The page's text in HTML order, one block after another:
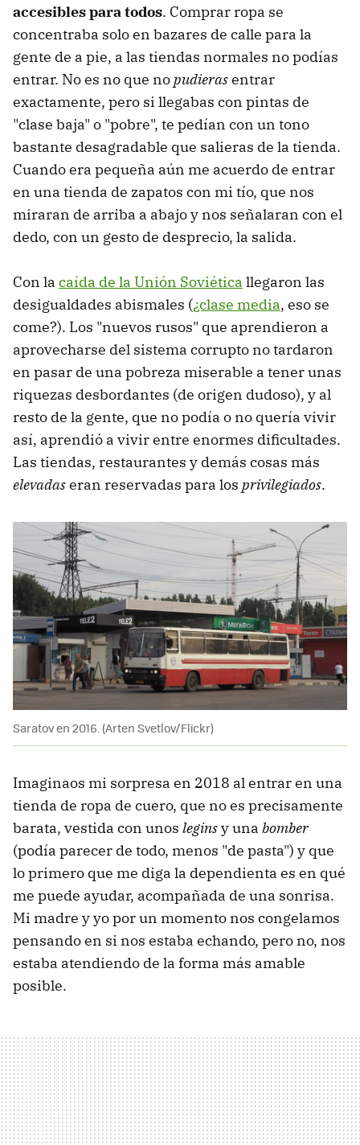
accesibles para todos. Comprar ropa se
concentraba solo en bazares de calle para la
gente de a pie, a las tiendas normales no podías
entrar. No es no que nopudierasentrar
exactamente, pero si llegabas con pintas de
"clase baja" o "pobre", te pedían con un tono
bastante desagradable que salieras de la tienda.
Cuando era pequeña aún me acuerdo de entrar
en una tienda de zapatos con mi tío, que nos
miraran de arriba a abajo y nos señalaran con el
dedo, con un gesto de desprecio, la salida.
Con la caída de la Unión Soviética llegaron las
desigualdades abismales (¿clase media, eso se
come?). Los "nuevos rusos" que aprendieron a
aprovecharse del sistema corrupto no tardaron
en pasar de una pobreza miserable a tener unas
riquezas desbordantes (de origen dudoso), y al
resto de la gente, que no podía o no quería vivir
así, aprendió a vivir entre enormes dificultades.
Las tiendas, restaurantes y demás cosas más
elevadaseran reservadas para los privilegiados.
Saratov en 2016. (Arten Svetlov/Flickr)
Imaginaos mi sorpresa en 2018 al entrar en una
tienda de ropa de cuero, que no es precisamente
barata, vestida con unos leginsy una bomber
(podía parecer de todo, menos "de pasta") y que
lo primero que me diga la dependienta es en qué
me puede ayudar, acompañada de una sonrisa.
Mi madre y yo por un momento nos congelamos
pensando en si nos estaba echando, pero no, nos
estaba atendiendo de la forma más amable
posible.